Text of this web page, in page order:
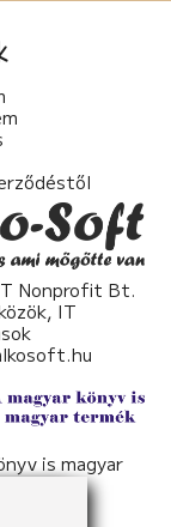
Nonprofit Bt.
IT
is magyar